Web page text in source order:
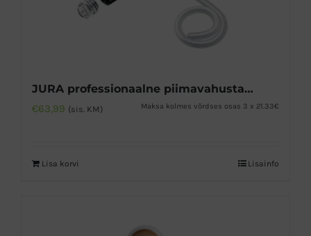
JURA professionaalne piimavahustaja Fine Foam
€63,99 (sis. KM) Maksa kolmes võrdses osas 3 x 21.33€
Lisa korvi Lisainfo